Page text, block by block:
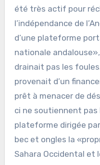
été très actif pour
l’indépendance de
d’une plateforme
nationale
drainait pas les
provenait d’un
prêt à menacer de
ci ne soutiennent pas
plateforme dirigée
bec et ongles la
Sahara Occidental et